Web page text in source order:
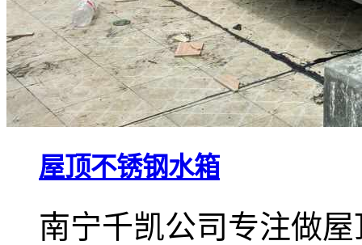
屋顶不锈钢水箱
南宁千凯公司专注做